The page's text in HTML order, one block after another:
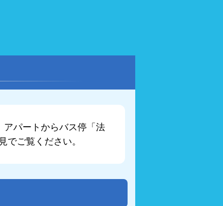
アパートからバス停「法
でご覧ください。